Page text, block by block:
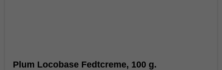
Plum Locobase Fedtcreme, 100 g.